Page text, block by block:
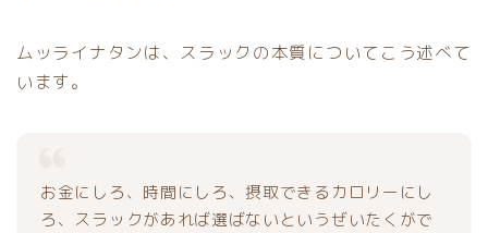
ムッライナタンは、スラックの本質についてこう述べて
います。
お金にしろ、時間にしろ、摂取できるカロリーにし
ろ、スラックがあれば選ばないというぜいたくがで